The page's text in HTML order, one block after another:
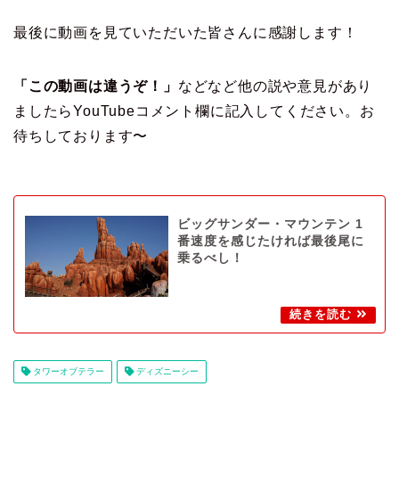
最後に動画を見ていただいた皆さんに感謝します！
「この動画は違うぞ！」 などなど他の説や意見があり
ましたらYouTubeコメント欄に記入してください。お
待ちしております〜
ビッグサンダー・マウンテン 1
番速度を感じたければ最後尾に
乗るべし！
タワーオブテラー ディズニーシー